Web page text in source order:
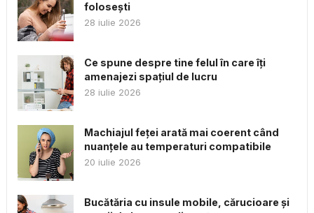
folosești
28 iulie 2026
Ce spune despre tine felul în care îți
amenajezi spațiul de lucru
28 iulie 2026
Machiajul feței arată mai coerent când
nuanțele au temperaturi compatibile
20 iulie 2026
Bucătăria cu insule mobile, cărucioare și